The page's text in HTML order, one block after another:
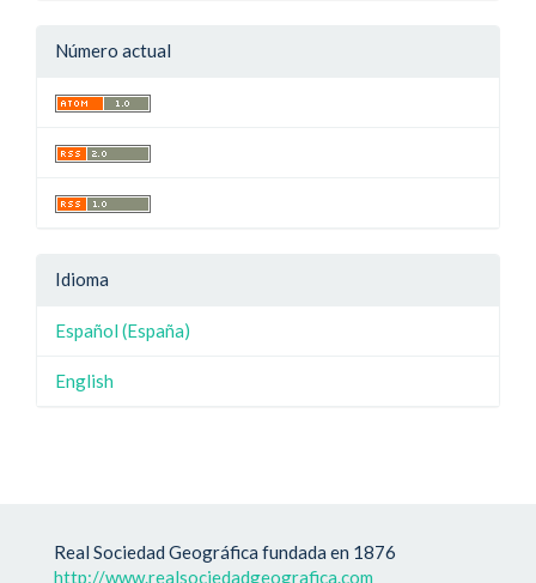
Número actual
Idioma
Español (España)
English
Real Sociedad Geográfica fundada en 1876
http://www.realsociedadgeografica.com